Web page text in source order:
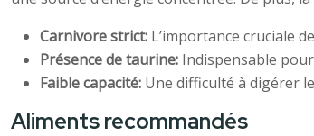
Carnivore strict: L’importance cruciale
Présence de taurine: Indispensable
Faible capacité: Une difficulté à digérer
Aliments recommandés